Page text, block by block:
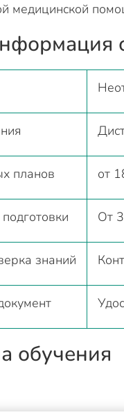
медицинской
планов от
От
знаний
обучения